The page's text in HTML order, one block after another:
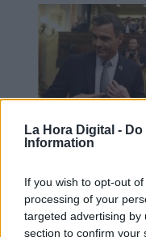
La Hora Digital -
Information
If you wish to opt-out
processing of your
targeted advertising by
section to confirm your
Sánchez
100 euros